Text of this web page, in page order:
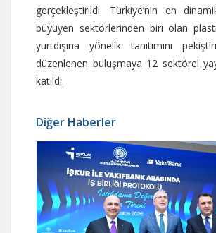
gerçekleştirildi. Türkiye’nin en
büyüyen sektörlerinden biri olan
yurtdışına yönelik tanıtımını
düzenlenen buluşmaya 12 sektörel
katıldı.
Diğer Haberler